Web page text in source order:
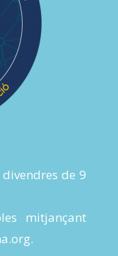
de 9
mitjançant
.